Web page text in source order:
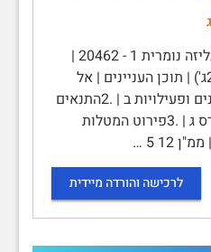
חוברת הקורס אנליזה נומרית 1 - 20462 |
סמסטר קיץ 2022 (2022ג') | תוכן העניינים | אל
הסטודנטים א | .1לוח זמנים ופעילויות ב | .2התנאים
לקבלת נקודות זכות בקורס ג | .3פירוט המטלות
לרכישה והורדה מיידית